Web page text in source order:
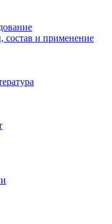
состав и применение